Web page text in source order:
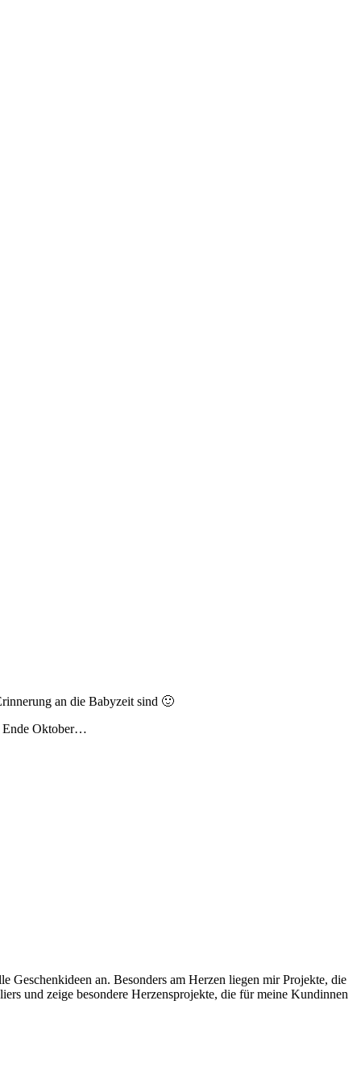
an die Babyzeit sind 🙂
Ende Oktober…
an. Besonders am Herzen liegen mir Projekte, die
und zeige besondere Herzensprojekte, die für meine Kundinnen